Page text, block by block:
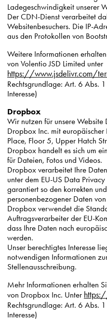
Ladegeschwindigkeit unserer
Der CDN-Dienst verarbeitet
Websitenbesuchers. Die IP-
aus den Protokollen von
Weitere Informationen
von Volentio JSD Limited unter
https://www.jsdelivr.com/
Rechtsgrundlage: Art. 6 Abs.
Interesse)
Dropbox
Wir nutzen für unsere
Dropbox Inc. mit
Place, Floor 5, Upper Hatch
Dropbox handelt es sich um
für Dateien, Fotos und Videos.
Dropbox verarbeitet Ihre
unter dem EU-US Data
garantiert so den korrekten
personenbezogener Daten
Dropbox verwendet die
Auftragsverarbeiter der EU-
dass Ihre Daten nach
werden.
Unser berechtigtes Interesse
notwendigen Informationen
Stellenausschreibung.
Mehr Informationen erhalten
von Dropbox Inc. Unter
Rechtsgrundlage: Art. 6 Abs.
Interesse)